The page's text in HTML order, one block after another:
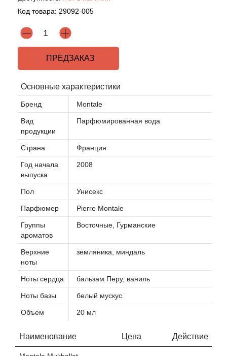
Код товара: 29092-005
ПРЕДЗАКАЗ
Основные характеристики
Бренд Montale
Вид
продукции
Парфюмированная вода
Страна Франция
Год начала
выпуска
2008
Пол Унисекс
Парфюмер Pierre Montale
Группы
ароматов
Восточные, Гурманские
Верхние
ноты
земляника, миндаль
Ноты сердца бальзам Перу, ваниль
Ноты базы белый мускус
Объем 20 мл
Наименование Цена Действие
Agonist
Aigner
Ajmal
Al Haramain
Al Jazeera
Alaia Paris
Alexander McQueen
Alexandre Barthet
Alexandre J
Alfred Dunhill
Alyson Oldoini